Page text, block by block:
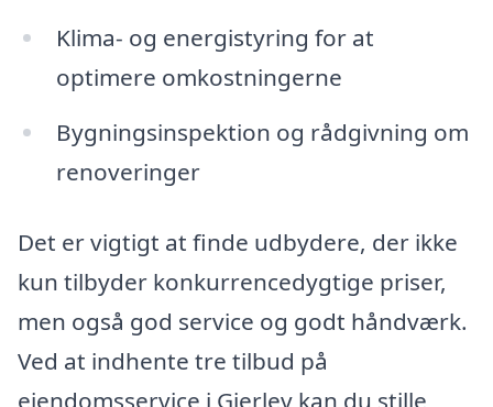
Klima- og energistyring for at
optimere omkostningerne
Bygningsinspektion og rådgivning om
renoveringer
Det er vigtigt at finde udbydere, der ikke
kun tilbyder konkurrencedygtige priser,
men også god service og godt håndværk.
Ved at indhente tre tilbud på
ejendomsservice i Gjerlev kan du stille